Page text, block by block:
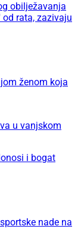
obilježavanja
rata, zazivaju
ženom koja
u vanjskom
i bogat
nade na